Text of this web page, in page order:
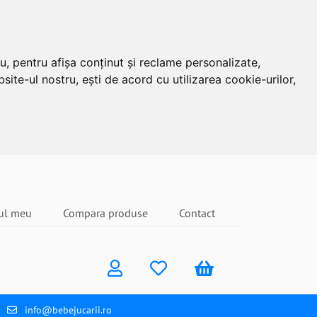
pentru afișa conținut și reclame personalizate,
ul nostru, ești de acord cu utilizarea cookie-urilor,
meu Compara produse Contact
info@bebejucarii.ro